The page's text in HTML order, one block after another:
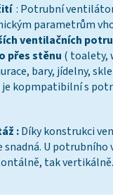
: Potrubní
parametrům
ventilačních
přes stěnu ( toalety,
bary, jídelny,
je kopmpatibilní s
:Díky konstrukci
snadná. U
tak